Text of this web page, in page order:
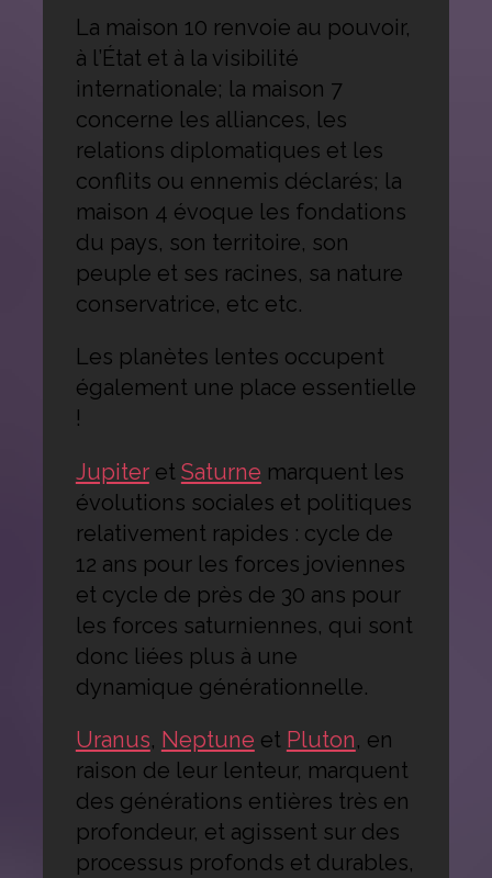
La maison 10 renvoie au pouvoir,
à l’État et à la visibilité
internationale; la maison 7
concerne les alliances, les
relations diplomatiques et les
conflits ou ennemis déclarés; la
maison 4 évoque les fondations
du pays, son territoire, son
peuple et ses racines, sa nature
conservatrice, etc etc.
Les planètes lentes occupent
également une place essentielle
!
Jupiteret Saturne marquent les
évolutions sociales et politiques
relativement rapides : cycle de
12 ans pour les forces joviennes
et cycle de près de 30 ans pour
les forces saturniennes, qui sont
donc liées plus à une
dynamique générationnelle.
Uranus, Neptune et Pluton, en
raison de leur lenteur, marquent
des générations entières très en
profondeur, et agissent sur des
processus profonds et durables,